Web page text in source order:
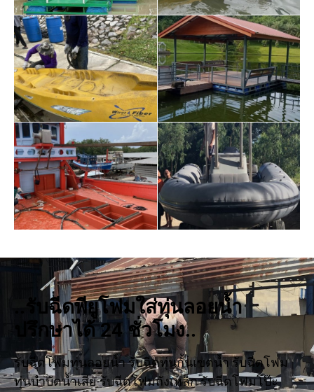
..รับฉีดพียูโฟมใส่ทุ่นลอยน้ำ
ปรึกษาได้ 24 ชั่วโมง..
รับฉีดโฟมทุ่นลอยน้ำ รับฉีดทุ่นกั้นเขตน้ำ รับฉีดโฟม
ทุ่นบำบัดน้ำเสีย รับฉีดโฟมถังเหล็ก รับฉีดโฟมโป๊ะ